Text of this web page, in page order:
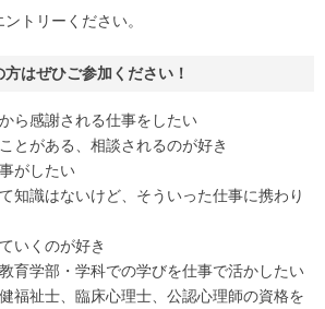
トリーください。
はぜひご参加ください！
ら感謝される仕事をしたい
とがある、相談されるのが好き
がしたい
知識はないけど、そういった仕事に携わり
いくのが好き
育学部・学科での学びを仕事で活かしたい
福祉士、臨床心理士、公認心理師の資格を